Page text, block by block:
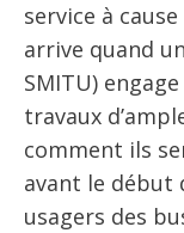
service à
arrive quand
SMITU)
travaux
comment ils
avant le début
usagers des